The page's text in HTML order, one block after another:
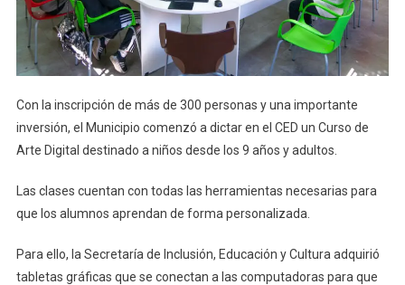
Con la inscripción de más de 300 personas y una importante
inversión, el Municipio comenzó a dictar en el CED un Curso de
Arte Digital destinado a niños desde los 9 años y adultos.
Las clases cuentan con todas las herramientas necesarias para
que los alumnos aprendan de forma personalizada.
Para ello, la Secretaría de Inclusión, Educación y Cultura adquirió
tabletas gráficas que se conectan a las computadoras para que